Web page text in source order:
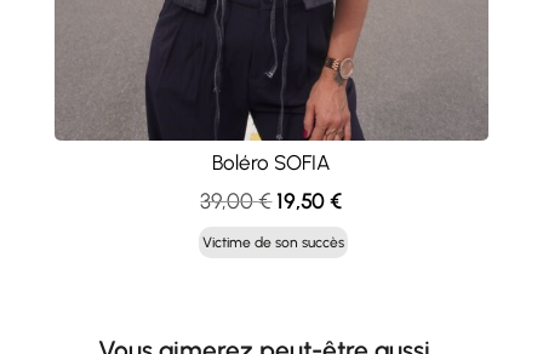
Boléro SOFIA
39,00€ Le
prix
initial
19,50€Le
prix
actuel
Victime de son succès